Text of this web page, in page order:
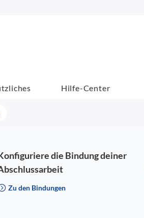
Hilfe-Center
die Bindung deiner
Zu den Bindungen